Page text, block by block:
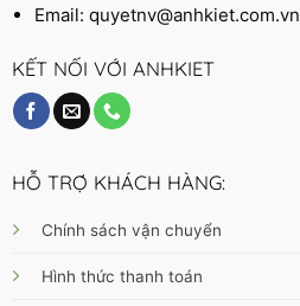
Email:quyetnv@anhkiet.com.vn
KẾT NỐI VỚI ANHKIET
HỖ TRỢ KHÁCH HÀNG:
Chính sách vận chuyển
Hình thức thanh toán